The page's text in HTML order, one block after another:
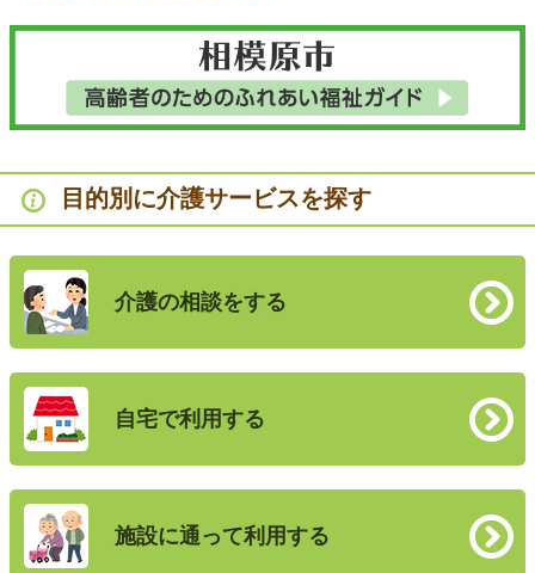
目的別に介護サービスを探す
介護の相談をする
自宅で利用する
施設に通って利用する